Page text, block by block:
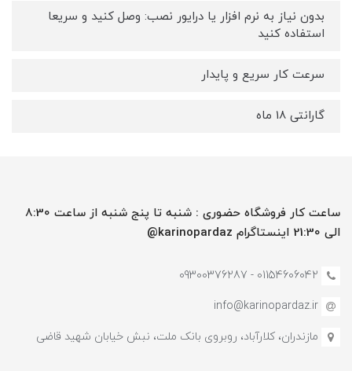
بدون نیاز به نرم افزار یا درایور نصب: وصل کنید و سریعا
استفاده کنید
سرعت کار سریع و پایدار
گارانتی 18 ماه
ساعت کار فروشگاه حضوری : شنبه تا پنج شنبه از ساعت 8:30
الی 21:30 اینستاگرام karinopardaz@
01154606042 - 09300376287
info@karinopardaz.ir
مازندران، کلارآباد، روبروی بانک ملت، نبش خیابان شهید قاضی